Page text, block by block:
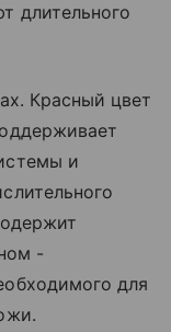
длительного
Красный цвет
и
-
для